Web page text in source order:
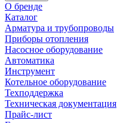
О бренде
Каталог
Арматура и трубопроводы
Приборы отопления
Насосное оборудование
Автоматика
Инструмент
Котельное оборудование
Техподдержка
Техническая документация
Прайс-лист